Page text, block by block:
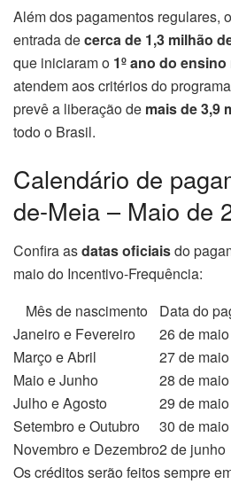
Além dos pagamentos regulares,
entrada decerca de 1,3 milhão
que iniciaram o 1º ano do
atendem aos critérios do
prevê a liberação de mais de 3,9
todo o Brasil.
Calendário de
de-Meia – Maio de
Confira asdatas oficiaisdo
maio do Incentivo-Frequência:
Mês de nascimento
Data do
Janeiro e Fevereiro
26 de maio
Março e Abril
27 de maio
Maio e Junho
28 de maio
Julho e Agosto
29 de maio
Setembro e Outubro
30 de maio
Novembro e Dezembro2 de junho
Os créditos serão feitos sempre